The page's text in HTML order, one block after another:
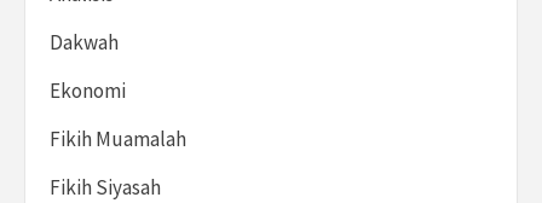
Dakwah
Ekonomi
Fikih Muamalah
Fikih Siyasah